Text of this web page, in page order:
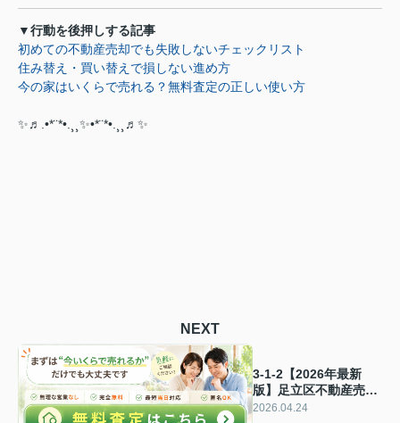
▼行動を後押しする記事
初めての不動産売却でも失敗しないチェックリスト
住み替え・買い替えで損しない進め方
今の家はいくらで売れる？無料査定の正しい使い方
✨♬.•*¨*•.¸¸✨•*¨*•.¸¸♬✨
NEXT
3-1-2【2026年最新
版】足立区不動産売却
で“査定額が高い会社
2026.04.24